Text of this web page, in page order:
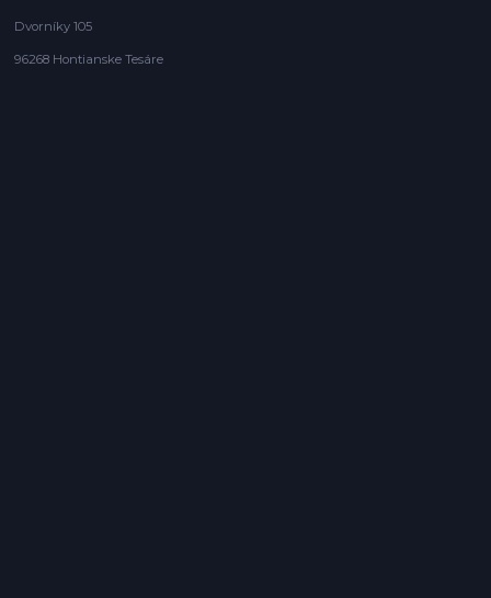
Dvorníky 105
96268 Hontianske Tesáre